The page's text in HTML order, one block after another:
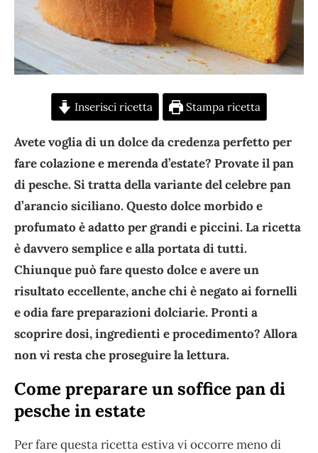
Inserisci ricetta Stampa ricetta
Avete voglia di un dolce da credenza perfetto per
fare colazione e merenda d’estate? Provate il pan
di pesche. Si tratta della variante del celebre pan
d’arancio siciliano. Questo dolce morbido e
profumato è adatto per grandi e piccini. La ricetta
è davvero semplice e alla portata di tutti.
Chiunque può fare questo dolce e avere un
risultato eccellente, anche chi è negato ai fornelli
e odia fare preparazioni dolciarie. Pronti a
scoprire dosi, ingredienti e procedimento? Allora
non vi resta che proseguire la lettura.
Come preparare un soffice pan di
pesche in estate
Per fare questa ricetta estiva vi occorre meno di